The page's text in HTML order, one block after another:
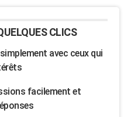
CLICS
avec ceux qui
facilement et